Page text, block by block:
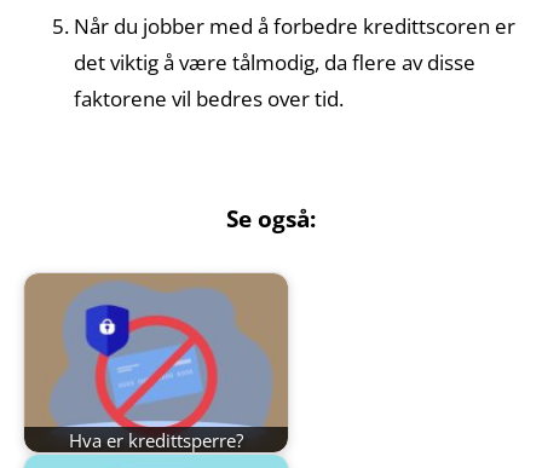
Når du jobber med å forbedre kredittscoren er
det viktig å være tålmodig, da flere av disse
faktorene vil bedres over tid.
Se også:
Hva er kredittsperre?